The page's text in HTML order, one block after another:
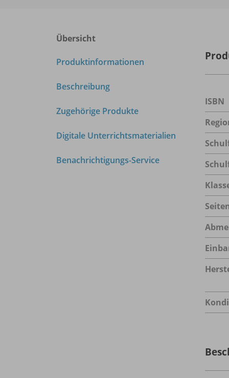
Übersicht
Produktinformationen
Beschreibung
Zugehörige Produkte
Digitale Unterrichtsmaterialien
Benachrichtigungs-Service
ISBN